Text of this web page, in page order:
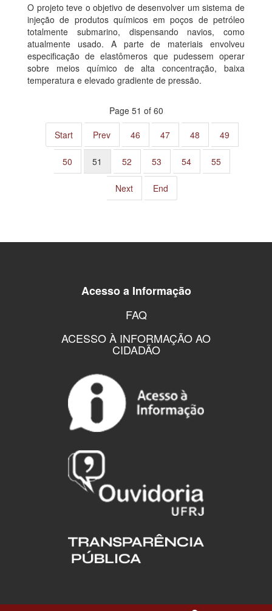
O projeto teve o objetivo de desenvolver um sistema de
injeção de produtos químicos em poços de petróleo
totalmente submarino, dispensando navios, como
atualmente usado. A parte de materiais envolveu
especificação de elastômeros que pudessem operar
sobre meios químico de alta concentração, baixa
temperatura e elevado gradiente de pressão.
Page 51 of 60
Start
Prev 46 47 48 49
50 51 52 53 54 55
Next End
Acesso a Informação
FAQ
ACESSO À INFORMAÇÃO AO
CIDADÃO